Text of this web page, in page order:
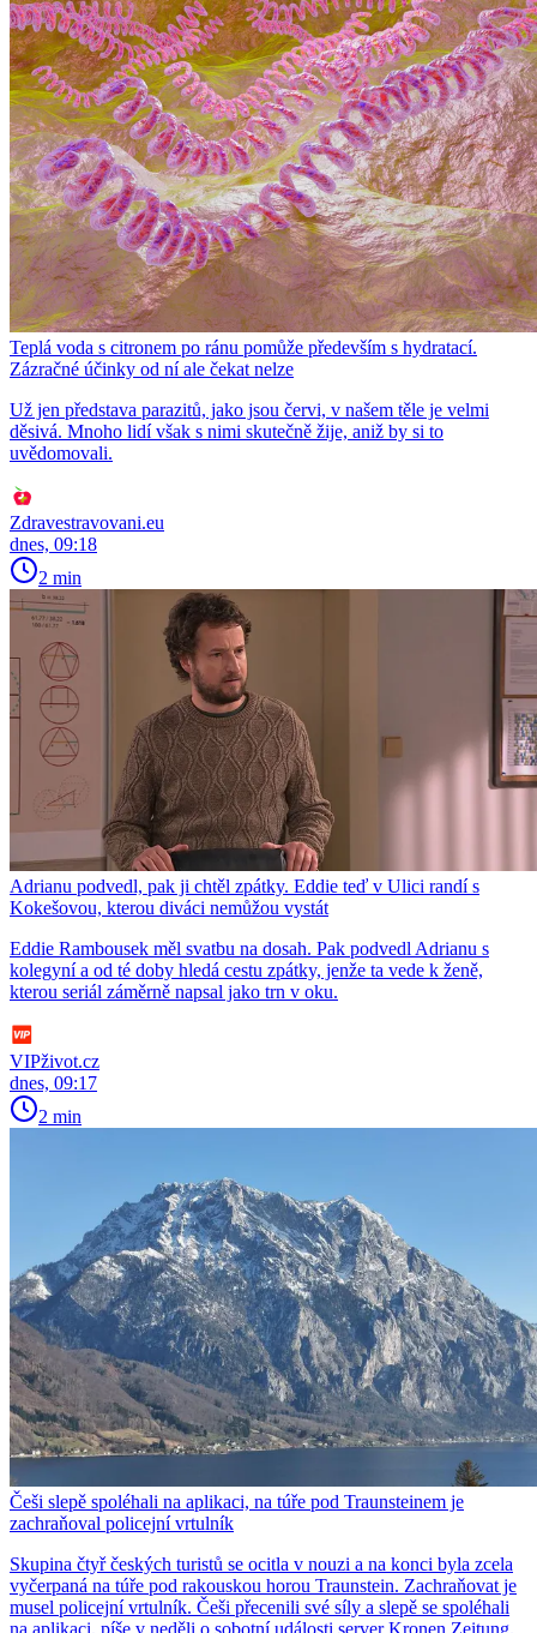
Teplá voda s citronem po ránu pomůže především s hydratací.
Zázračné účinky od ní ale čekat nelze
Už jen představa parazitů, jako jsou červi, v našem těle je velmi
děsivá. Mnoho lidí však s nimi skutečně žije, aniž by si to
uvědomovali.
Zdravestravovani.eu
dnes, 09:18
2 min
Adrianu podvedl, pak ji chtěl zpátky. Eddie teď v Ulici randí s
Kokešovou, kterou diváci nemůžou vystát
Eddie Rambousek měl svatbu na dosah. Pak podvedl Adrianu s
kolegyní a od té doby hledá cestu zpátky, jenže ta vede k ženě,
kterou seriál záměrně napsal jako trn v oku.
VIPživot.cz
dnes, 09:17
2 min
Češi slepě spoléhali na aplikaci, na túře pod Traunsteinem je
zachraňoval policejní vrtulník
Skupina čtyř českých turistů se ocitla v nouzi a na konci byla zcela
vyčerpaná na túře pod rakouskou horou Traunstein. Zachraňovat je
musel policejní vrtulník. Češi přecenili své síly a slepě se spoléhali